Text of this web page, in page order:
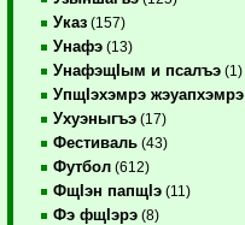
Указ (157)
Унафэ (13)
УнафэщIым и псалъэ (1)
УпщIэхэмрэ жэуапхэмрэ
Ухуэныгъэ (17)
Фестиваль (43)
Футбол (612)
ФщIэн папщIэ (11)
Фэ фщIэрэ (8)